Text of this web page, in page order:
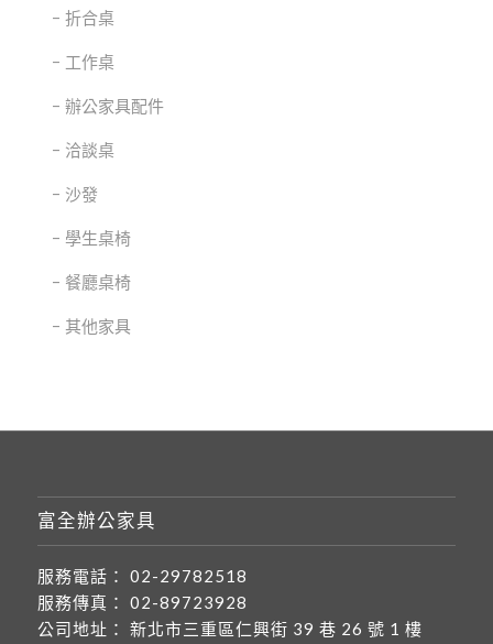
折合桌
工作桌
辦公家具配件
洽談桌
沙發
學生桌椅
餐廳桌椅
其他家具
富全辦公家具
服務電話：
02-29782518
服務傳真：
02-89723928
公司地址：
新北市三重區仁興街 39 巷 26 號 1 樓